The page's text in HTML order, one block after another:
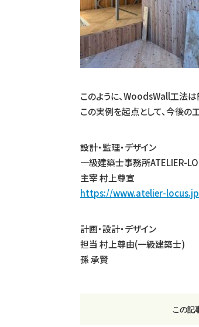
このように、WoodsWall工法
この実例を起点として、今後の
設計・監理・デザイン
一級建築士事務所ATELIER-
主宰 村上尊宣
https://www.atelier-
計画・設計・デザイン
担当 村上尊由(一級建築士)
孫 承賢
この記